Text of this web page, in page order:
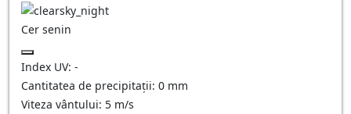
Cer senin
Index UV: -
Cantitatea de precipitații: 0 mm
Viteza vântului: 5 m/s